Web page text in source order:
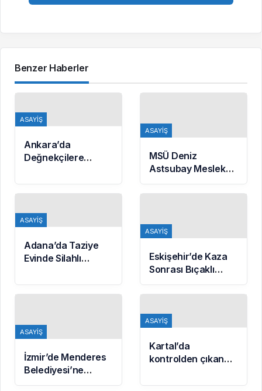
Benzer Haberler
ASAYIŞ
Ankara’da
Değnekçilere
Gözaltı
ASAYIŞ
MSÜ Deniz
Astsubay Meslek
Yüksekokulu
Öğrencileri
ASAYIŞ
Adana’da Taziye
Evinde Silahlı
Kamerada
ASAYIŞ
Eskişehir’de Kaza
Sonrası Bıçaklı
Kavga: 2 Yaralı
ASAYIŞ
İzmir’de Menderes
Belediyesi’ne
Yönelik
ASAYIŞ
Kartal’da
kontrolden çıkan
çarptı: 2 yaralı